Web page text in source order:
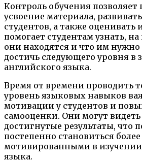
Контроль обучения позволяет
усвоение материала,
студентов, а также оценивать
помогает студентам узнать,
они находятся и что им нужно
достичь следующего уровня в
английского языка.
Время от времени проводить
уровень языковых навыков
мотивации у студентов и
самооценки. Они могут видеть
достигнутые результаты, что
постепенно становиться
мотивированными в изучении
языка.